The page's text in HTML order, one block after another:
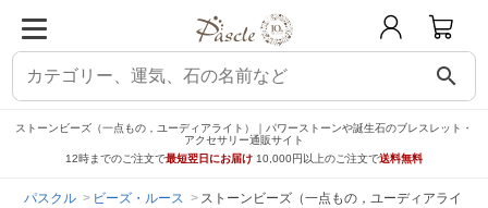
search
ストーンビーズ（一点もの，ユーディアライト）｜パワーストーンや誕生石のブレスレット・
アクセサリー通販サイト
12時までのご注文で最短翌日にお届け 10,000円以上のご注文で送料無料
パスクル ビーズ・ルース ストーンビーズ（一点もの，ユーディアライト）